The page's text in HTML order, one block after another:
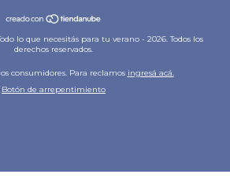
lo que necesitás para tu verano - 2026. Todos los
derechos reservados.
consumidores. Para reclamos ingresá acá.
Botón de arrepentimiento